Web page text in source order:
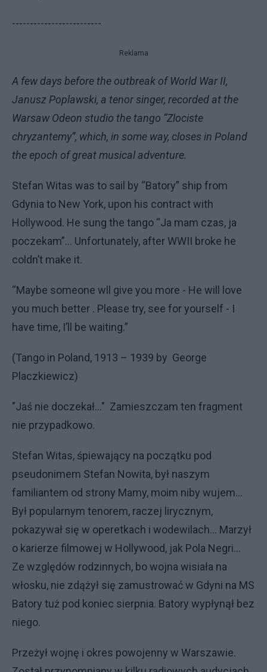
-------------------------
Reklama
A few days before the outbreak of World War II,
Janusz Poplawski, a tenor singer, recorded at the
Warsaw Odeon studio the tango “Zlociste
chryzantemy”, which, in some way, closes in Poland
the epoch of great musical adventure.
Stefan Witas was to sail by “Batory” ship from
Gdynia to New York, upon his contract with
Hollywood. He sung the tango “Ja mam czas, ja
poczekam”... Unfortunately, after WWII broke he
coldn’t make it.
“Maybe someone wll give you more - He will love
you much better . Please try, see for yourself - I
have time, I’ll be waiting.”
(Tango in Poland, 1913 – 1939 by George
Placzkiewicz)
"Jaś nie doczekał…" Zamieszczam ten fragment
nie przypadkowo.
Stefan Witas, śpiewający na początku pod
pseudonimem Stefan Nowita, był naszym
familiantem od strony Mamy, moim niby wujem...
Był popularnym tenorem, raczej lirycznym,
pokazywał się w operetkach i wodewilach... Marzył
o karierze filmowej w Hollywood, jak Pola Negri...
Ze względów rodzinnych, bo wojna wisiała na
włosku, nie zdążył się zamustrować w Gdyni na MS
Batory tuż pod koniec sierpnia. Batory wypłynął bez
niego.
Przeżył wojnę i okres powojenny w Warszawie.